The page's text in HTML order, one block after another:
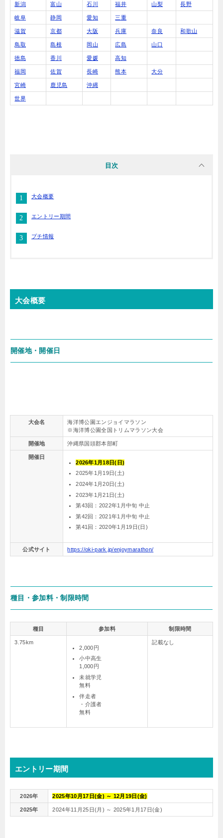
新潟 富山 石川 福井 山梨 長野
岐阜 静岡 愛知 三重
滋賀 京都 大阪 兵庫 奈良 和歌山
鳥取 島根 岡山 広島 山口
徳島 香川 愛媛 高知
福岡 佐賀 長崎 熊本 大分
宮崎 鹿児島 沖縄
世界
目次
大会概要
エントリー期間
プチ情報
大会概要
開催地・開催日
大会名
海洋博公園エンジョイマラソン
※海洋博公園全国トリムマラソン大会
開催地 沖縄県国頭郡本部町
開催日
2026年1月18日(日)
2025年1月19日(土)
2024年1月20日(土)
2023年1月21日(土)
第43回：2022年1月中旬 中止
第42回：2021年1月中旬 中止
第41回：2020年1月19日(日)
公式サイト https://oki-park.jp/enjoymarathon/
種目・参加料・制限時間
種目 参加料 制限時間
3.75km
2,000円
小中高生
1,000円
未就学児
無料
伴走者
・介護者
無料
記載なし
エントリー期間
2026年 2025年10月17日(金) ～ 12月19日(金)
2025年 2024年11月25日(月) ～ 2025年1月17日(金)